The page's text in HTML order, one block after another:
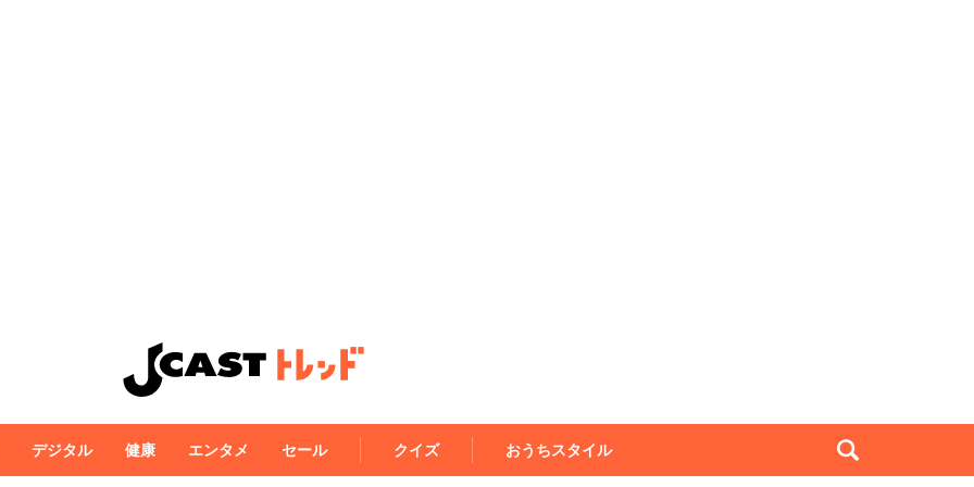
デジタル 健康 エンタメ セール クイズ おうちスタイル